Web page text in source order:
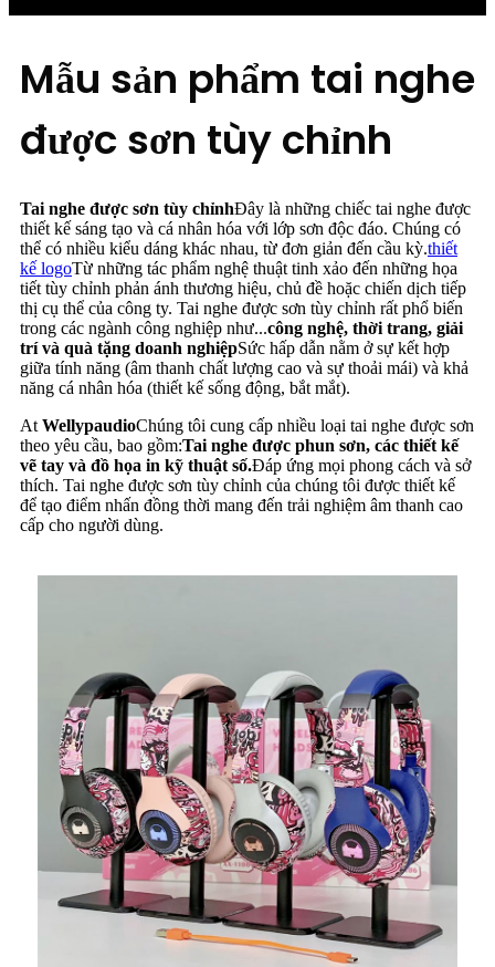
Mẫu sản phẩm tai nghe
được sơn tùy chỉnh
Tai nghe được sơn tùy chỉnhĐây là những chiếc tai nghe được
thiết kế sáng tạo và cá nhân hóa với lớp sơn độc đáo. Chúng có
thể có nhiều kiểu dáng khác nhau, từ đơn giản đến cầu kỳ.thiết
kế logoTừ những tác phẩm nghệ thuật tinh xảo đến những họa
tiết tùy chỉnh phản ánh thương hiệu, chủ đề hoặc chiến dịch tiếp
thị cụ thể của công ty. Tai nghe được sơn tùy chỉnh rất phổ biến
trong các ngành công nghiệp như...công nghệ, thời trang, giải
trí và quà tặng doanh nghiệpSức hấp dẫn nằm ở sự kết hợp
giữa tính năng (âm thanh chất lượng cao và sự thoải mái) và khả
năng cá nhân hóa (thiết kế sống động, bắt mắt).
AtWellypaudioChúng tôi cung cấp nhiều loại tai nghe được sơn
theo yêu cầu, bao gồm:Tai nghe được phun sơn, các thiết kế
vẽ tay và đồ họa in kỹ thuật số.Đáp ứng mọi phong cách và sở
thích. Tai nghe được sơn tùy chỉnh của chúng tôi được thiết kế
để tạo điểm nhấn đồng thời mang đến trải nghiệm âm thanh cao
cấp cho người dùng.